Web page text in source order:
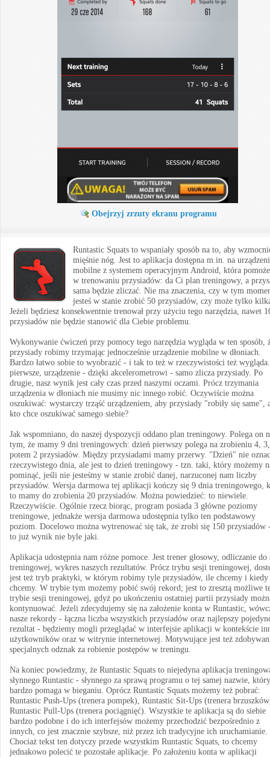
Obejrzyj zrzuty ekranu programu
Runtastic Squats to wspaniały sposób na to, aby
mięśnie nóg. Jest to aplikacja dostępna m.in. na
mobilne z systemem operacyjnym Android, która
w trenowaniu przysiadów: da Ci plan treningowy, a
sama będzie zliczać. Nie ma znaczenia, czy w tym
jesteś w stanie zrobić 50 przysiadów, czy może tylko
Jeżeli będziesz konsekwentnie trenował przy użyciu tego narzędzia, nawet
przysiadów nie będzie stanowić dla Ciebie problemu.
Wykonywanie ćwiczeń przy pomocy tego narzędzia wygląda w ten sposób,
przysiady robimy trzymając jednocześnie urządzenie mobilne w dłoniach.
Bardzo łatwo sobie to wyobrazić - i tak to też w rzeczywistości też
pierwsze, urządzenie - dzięki akcelerometrowi - samo zlicza przysiady. Po
drugie, nasz wynik jest cały czas przed naszymi oczami. Prócz trzymania
urządzenia w dłoniach nie musimy nic innego robić. Oczywiście można
oszukiwać: wystarczy trząść urządzeniem, aby przysiady "robiły się same",
kto chce oszukiwać samego siebie?
Jak wspomniano, do naszej dyspozycji oddano plan treningowy. Polega on
tym, że mamy 9 dni treningowych: dzień pierwszy polega na zrobieniu 4,
potem 2 przysiadów. Między przysiadami mamy przerwy. "Dzień" nie
rzeczywistego dnia, ale jest to dzień treningowy - tzn. taki, który możemy
pominąć, jeśli nie jesteśmy w stanie zrobić danej, narzuconej nam liczby
przysiadów. Wersja darmowa tej aplikacji kończy się 9 dnia treningowego,
to mamy do zrobienia 20 przysiadów. Można powiedzieć: to niewiele.
Rzeczywiście. Ogólnie rzecz biorąc, program posiada 3 główne poziomy
treningowe, jednakże wersja darmowa udostępnia tylko ten podstawowy
poziom. Docelowo można wytrenować się tak, że zrobi się 150 przysiadów
to już wynik nie byle jaki.
Aplikacja udostępnia nam różne pomoce. Jest trener głosowy, odliczanie do
treningowej, wykres naszych rezultatów. Prócz trybu sesji treningowej,
jest też tryb praktyki, w którym robimy tyle przysiadów, ile chcemy i kiedy
chcemy. W trybie tym możemy pobić swój rekord; jest to zresztą możliwe
trybie sesji treningowej, gdyż po ukończeniu ostatniej partii przysiady
kontynuować. Jeżeli zdecydujemy się na założenie konta w Runtastic,
nasze rekordy - łączna liczba wszystkich przysiadów oraz najlepszy
rezultat - będziemy mogli przeglądać w interfejsie aplikacji w kontekście
użytkowników oraz w witrynie internetowej. Motywujące jest też
specjalnych odznak za robienie postępów w treningu.
Na koniec powiedzmy, że Runtastic Squats to niejedyna aplikacja
słynnego Runtastic - słynnego za sprawą programu o tej samej nazwie, który
bardzo pomaga w bieganiu. Oprócz Runtastic Squats możemy też pobrać:
Runtastic Push-Ups (trenera pompek), Runtastic Sit-Ups (trenera
Runtastic Pull-Ups (trenera pociągnięć). Wszystkie te aplikacja są do siebie
bardzo podobne i do ich interfejsów możemy przechodzić bezpośrednio z
innych, co jest znacznie szybsze, niż przez ich tradycyjne ich uruchamianie.
Chociaż tekst ten dotyczy przede wszystkim Runtastic Squats, to chcemy
jednakowo polecić te pozostałe aplikacje. Po założeniu konta w aplikacji